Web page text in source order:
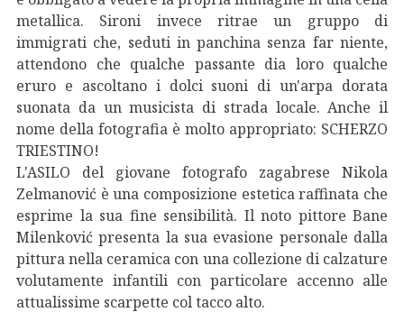
metallica. Sironi invece ritrae un gruppo di
immigrati che, seduti in panchina senza far niente,
attendono che qualche passante dia loro qualche
eruro e ascoltano i dolci suoni di un'arpa dorata
suonata da un musicista di strada locale. Anche il
nome della fotografia è molto appropriato: SCHERZO
TRIESTINO!
L'ASILO del giovane fotografo zagabrese Nikola
Zelmanović è una composizione estetica raffinata che
esprime la sua fine sensibilità. Il noto pittore Bane
Milenković presenta la sua evasione personale dalla
pittura nella ceramica con una collezione di calzature
volutamente infantili con particolare accenno alle
attualissime scarpette col tacco alto.